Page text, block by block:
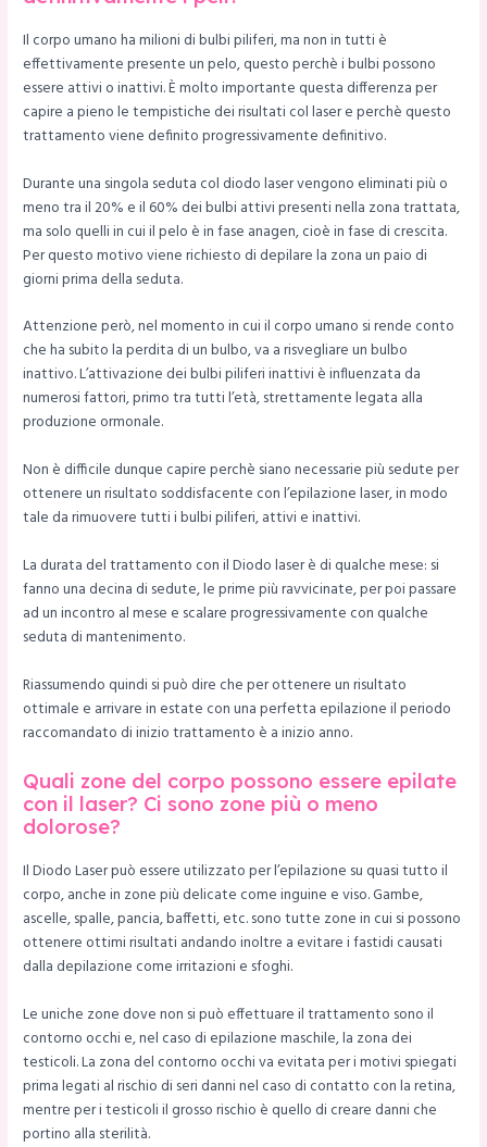
Il corpo umano ha milioni di bulbi piliferi, ma non in tutti è
effettivamente presente un pelo, questo perchè i bulbi possono
essere attivi o inattivi. È molto importante questa differenza per
capire a pieno le tempistiche dei risultati col laser e perchè questo
trattamento viene definito progressivamente definitivo.
Durante una singola seduta col diodo laser vengono eliminati più o
meno tra il 20% e il 60% dei bulbi attivi presenti nella zona trattata,
ma solo quelli in cui il pelo è in fase anagen, cioè in fase di crescita.
Per questo motivo viene richiesto di depilare la zona un paio di
giorni prima della seduta.
Attenzione però, nel momento in cui il corpo umano si rende conto
che ha subito la perdita di un bulbo, va a risvegliare un bulbo
inattivo. L’attivazione dei bulbi piliferi inattivi è influenzata da
numerosi fattori, primo tra tutti l’età, strettamente legata alla
produzione ormonale.
Non è difficile dunque capire perchè siano necessarie più sedute per
ottenere un risultato soddisfacente con l’epilazione laser, in modo
tale da rimuovere tutti i bulbi piliferi, attivi e inattivi.
La durata del trattamento con il Diodo laser è di qualche mese: si
fanno una decina di sedute, le prime più ravvicinate, per poi passare
ad un incontro al mese e scalare progressivamente con qualche
seduta di mantenimento.
Riassumendo quindi si può dire che per ottenere un risultato
ottimale e arrivare in estate con una perfetta epilazione il periodo
raccomandato di inizio trattamento è a inizio anno.
Quali zone del corpo possono essere epilate
con il laser? Ci sono zone più o meno
dolorose?
Il Diodo Laser può essere utilizzato per l’epilazione su quasi tutto il
corpo, anche in zone più delicate come inguine e viso. Gambe,
ascelle, spalle, pancia, baffetti, etc. sono tutte zone in cui si possono
ottenere ottimi risultati andando inoltre a evitare i fastidi causati
dalla depilazione come irritazioni e sfoghi.
Le uniche zone dove non si può effettuare il trattamento sono il
contorno occhi e, nel caso di epilazione maschile, la zona dei
testicoli. La zona del contorno occhi va evitata per i motivi spiegati
prima legati al rischio di seri danni nel caso di contatto con la retina,
mentre per i testicoli il grosso rischio è quello di creare danni che
portino alla sterilità.